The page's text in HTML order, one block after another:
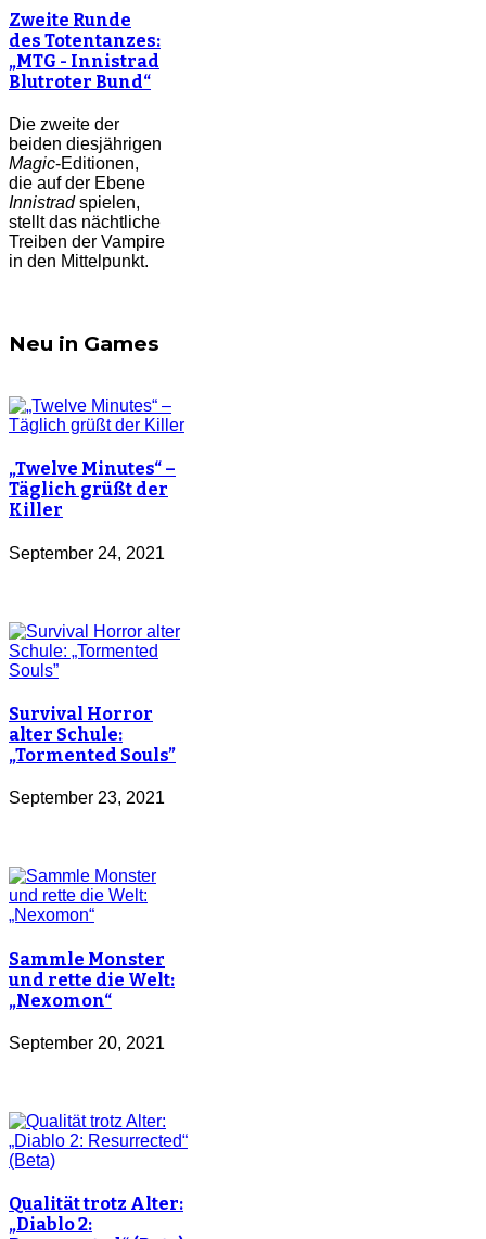
Zweite Runde
des Totentanzes:
„MTG - Innistrad
Blutroter Bund“
Die zweite der
beiden diesjährigen
Magic-Editionen,
die auf der Ebene
Innistradspielen,
stellt das nächtliche
Treiben der Vampire
in den Mittelpunkt.
Neu in Games
„Twelve Minutes“ –
Täglich grüßt der
Killer
September 24, 2021
Survival Horror
alter Schule:
„Tormented Souls”
September 23, 2021
Sammle Monster
und rette die Welt:
„Nexomon“
September 20, 2021
Qualität trotz Alter:
„Diablo 2: